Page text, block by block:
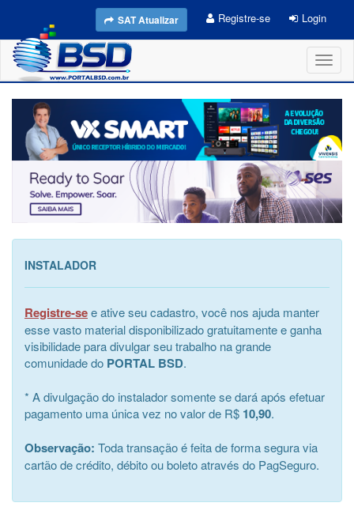
SAT Atualizar Registre-se Login
INSTALADOR
Registre-see ative seu cadastro, você nos ajuda manter
esse vasto material disponibilizado gratuitamente e ganha
visibilidade para divulgar seu trabalho na grande
comunidade do PORTAL BSD.
* A divulgação do instalador somente se dará após efetuar
pagamento uma única vez no valor de R$ 10,90.
Observação: Toda transação é feita de forma segura via
cartão de crédito, débito ou boleto através do PagSeguro.